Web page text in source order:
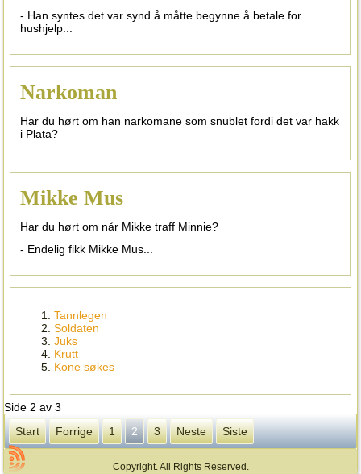
- Han syntes det var synd å måtte begynne å betale for
hushjelp...
Narkoman
Har du hørt om han narkomane som snublet fordi det var hakk
i Plata?
Mikke Mus
Har du hørt om når Mikke traff Minnie?
- Endelig fikk Mikke Mus...
Tannlegen
Soldaten
Juks
Krutt
Kone søkes
Side 2 av 3
Start
Forrige 1 2 3 Neste Siste
Copyright. All Rights Reserved.